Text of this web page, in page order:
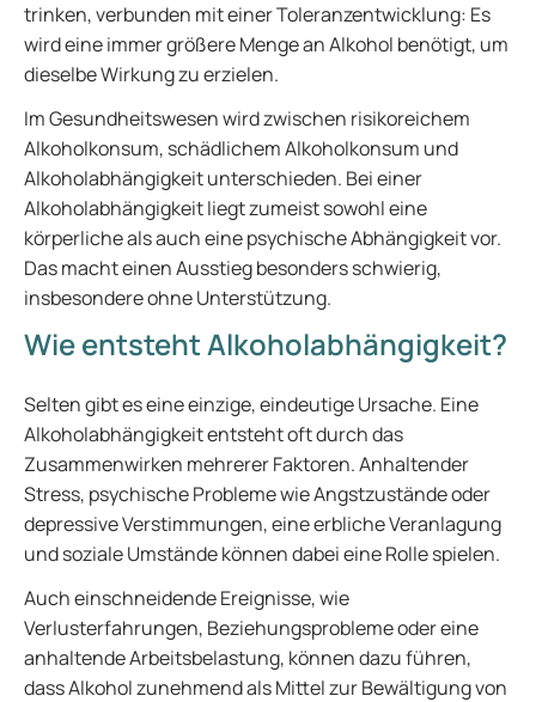
trinken, verbunden mit einer Toleranzentwicklung: Es
wird eine immer größere Menge an Alkohol benötigt, um
dieselbe Wirkung zu erzielen.
Im Gesundheitswesen wird zwischen risikoreichem
Alkoholkonsum, schädlichem Alkoholkonsum und
Alkoholabhängigkeit unterschieden. Bei einer
Alkoholabhängigkeit liegt zumeist sowohl eine
körperliche als auch eine psychische Abhängigkeit vor.
Das macht einen Ausstieg besonders schwierig,
insbesondere ohne Unterstützung.
Wie entsteht Alkoholabhängigkeit?
Selten gibt es eine einzige, eindeutige Ursache. Eine
Alkoholabhängigkeit entsteht oft durch das
Zusammenwirken mehrerer Faktoren. Anhaltender
Stress, psychische Probleme wie Angstzustände oder
depressive Verstimmungen, eine erbliche Veranlagung
und soziale Umstände können dabei eine Rolle spielen.
Auch einschneidende Ereignisse, wie
Verlusterfahrungen, Beziehungsprobleme oder eine
anhaltende Arbeitsbelastung, können dazu führen,
dass Alkohol zunehmend als Mittel zur Bewältigung von